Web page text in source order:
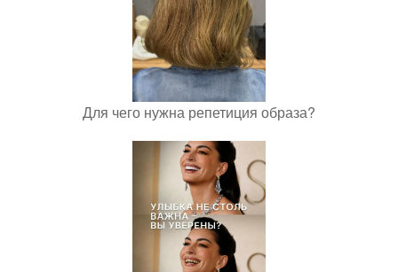
Для чего нужна репетиция образа?